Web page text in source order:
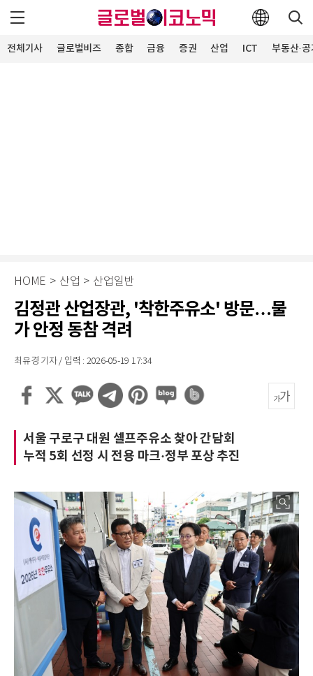
전체기사 글로벌비즈 종합 금융 증권 산업 ICT 부동산·
HOME > 산업 > 산업일반
김정관 산업장관, '착한주유소' 방문…물
가 안정 동참 격려
최유경 기자 / 입력 : 2026-05-19 17:34
서울 구로구 대원 셀프주유소 찾아 간담회
누적 5회 선정 시 전용 마크·정부 포상 추진